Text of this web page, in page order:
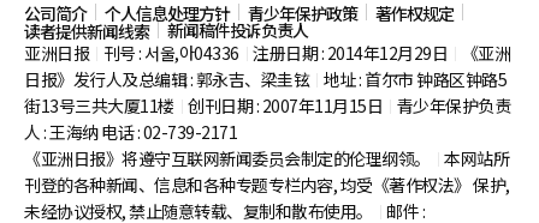
公司简介 个人信息处理方针 青少年保护政策 著作权规定
读者提供新闻线索
新闻稿件投诉负责人
亚洲日报
刊号 : 서울,아04336 注册日期 : 2014年12月29日
《亚洲
日报》发行人及总编辑 : 郭永吉、梁圭铉 地址 : 首尔市钟路区钟路5
街13号三共大厦11楼 创刊日期 : 2007年11月15日
青少年保护负责
人 : 王海纳 电话 : 02-739-2171
《亚洲日报》将遵守互联网新闻委员会制定的伦理纲领。
本网站所
刊登的各种新闻、信息和各种专题专栏内容, 均受《著作权法》 保护,
未经协议授权, 禁止随意转载、复制和散布使用。
邮件 :